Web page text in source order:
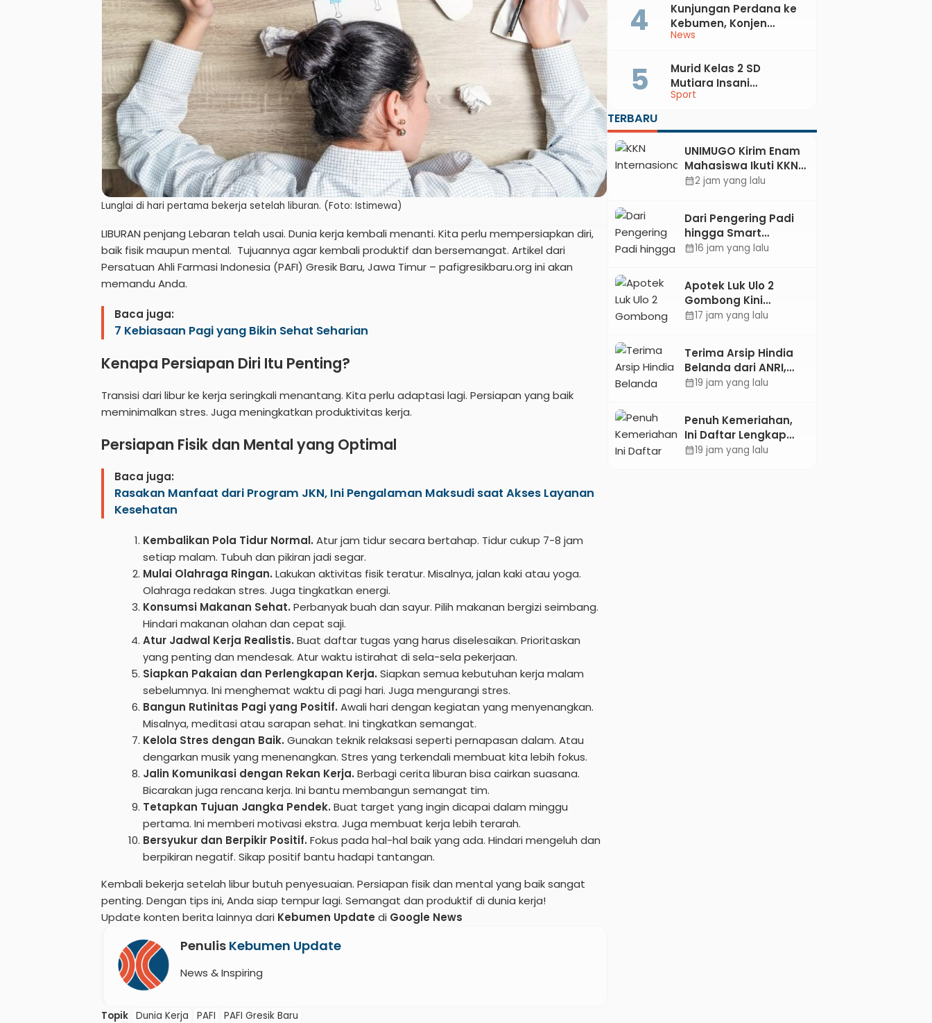
Lunglai di hari pertama bekerja setelah liburan. (Foto: Istimewa)
LIBURAN penjang Lebaran telah usai. Dunia kerja kembali menanti. Kita perlu mempersiapkan diri,
baik fisik maupun mental. Tujuannya agar kembali produktif dan bersemangat. Artikel dari
Persatuan Ahli Farmasi Indonesia (PAFI) Gresik Baru, Jawa Timur – pafigresikbaru.org ini akan
memandu Anda.
Baca juga:
7 Kebiasaan Pagi yang Bikin Sehat Seharian
Kenapa Persiapan Diri Itu Penting?
Transisi dari libur ke kerja seringkali menantang. Kita perlu adaptasi lagi. Persiapan yang baik
meminimalkan stres. Juga meningkatkan produktivitas kerja.
Persiapan Fisik dan Mental yang Optimal
Baca juga:
Rasakan Manfaat dari Program JKN, Ini Pengalaman Maksudi saat Akses Layanan
Kesehatan
Kembalikan Pola Tidur Normal. Atur jam tidur secara bertahap. Tidur cukup 7-8 jam
setiap malam. Tubuh dan pikiran jadi segar.
Mulai Olahraga Ringan. Lakukan aktivitas fisik teratur. Misalnya, jalan kaki atau yoga.
Olahraga redakan stres. Juga tingkatkan energi.
Konsumsi Makanan Sehat. Perbanyak buah dan sayur. Pilih makanan bergizi seimbang.
Hindari makanan olahan dan cepat saji.
Atur Jadwal Kerja Realistis. Buat daftar tugas yang harus diselesaikan. Prioritaskan
yang penting dan mendesak. Atur waktu istirahat di sela-sela pekerjaan.
Siapkan Pakaian dan Perlengkapan Kerja. Siapkan semua kebutuhan kerja malam
sebelumnya. Ini menghemat waktu di pagi hari. Juga mengurangi stres.
Bangun Rutinitas Pagi yang Positif. Awali hari dengan kegiatan yang menyenangkan.
Misalnya, meditasi atau sarapan sehat. Ini tingkatkan semangat.
Kelola Stres dengan Baik. Gunakan teknik relaksasi seperti pernapasan dalam. Atau
dengarkan musik yang menenangkan. Stres yang terkendali membuat kita lebih fokus.
Jalin Komunikasi dengan Rekan Kerja. Berbagi cerita liburan bisa cairkan suasana.
Bicarakan juga rencana kerja. Ini bantu membangun semangat tim.
Tetapkan Tujuan Jangka Pendek. Buat target yang ingin dicapai dalam minggu
pertama. Ini memberi motivasi ekstra. Juga membuat kerja lebih terarah.
Bersyukur dan Berpikir Positif. Fokus pada hal-hal baik yang ada. Hindari mengeluh dan
berpikiran negatif. Sikap positif bantu hadapi tantangan.
Kembali bekerja setelah libur butuh penyesuaian. Persiapan fisik dan mental yang baik sangat
penting. Dengan tips ini, Anda siap tempur lagi. Semangat dan produktif di dunia kerja!
Update konten berita lainnya dari Kebumen Update di Google News
Penulis Kebumen Update
News & Inspiring
Topik Dunia Kerja PAFI PAFI Gresik Baru
News
Kunjungan Perdana ke
Kebumen, Konjen
Australia Temui Bupati
Sport
Murid Kelas 2 SD
Mutiara Insani
Muhammadiyah
dan Perak di Kejurda
2026
TERBARU
UNIMUGO Kirim Enam
Mahasiswa Ikuti KKN
Internasional 2026 di
calendar_month2 jam yang lalu
Dari Pengering Padi
hingga Smart
Parking: Mahasiswa
calendar_month16 jam yang lalu
Apotek Luk Ulo 2
Gombong Kini
Dilengkapi Layanan
calendar_month17 jam yang lalu
Terima Arsip Hindia
Belanda dari ANRI,
Pemkab Kebumen
dan Literasi
Pertanian
calendar_month19 jam yang lalu
Penuh Kemeriahan,
Ini Daftar Lengkap
Agenda Peringatan
calendar_month19 jam yang lalu